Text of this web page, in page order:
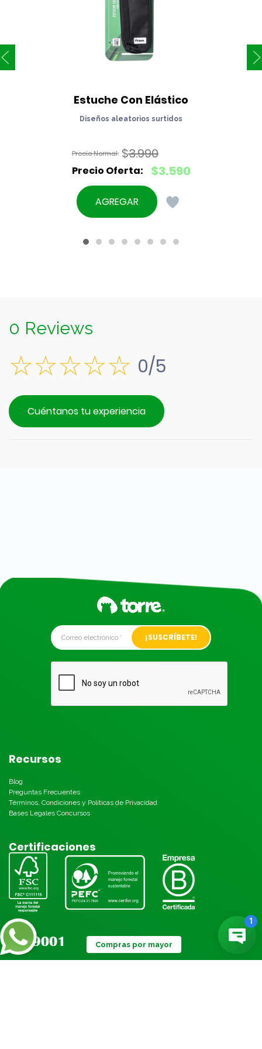
Estuche Con Elástico
Diseños aleatorios surtidos
$3.990
El
precio
original
$3.590
El
precio
actual
$3.590.
AGREGAR
0 Reviews
0/5
Cuéntanos tu experiencia
Alternative:
Recursos
Blog
Preguntas Frecuentes
Términos, Condiciones y Políticas de Privacidad
Bases Legales Concursos
Certificaciones
Compras por mayor